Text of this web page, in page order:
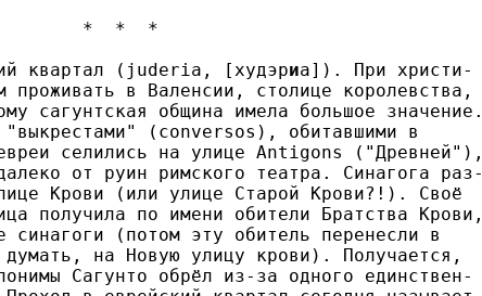
*  *  *
квартал (juderia, [худэр
иа]). При христи-
проживать в Валенсии, столице королевства,
сагунтская община имела большое значение.
"выкрестами" (conversos), обитавшими в
селились на улице Antigons ("Древней"),
от руин римского театра. Синагога раз-
Крови (или улице Старой Крови?!). Своё
получила по имени обители Братства Крови,
синагоги (потом эту обитель перенесли в
на Новую улицу крови). Получается,
Сагунто обрёл из-за одного единствен-